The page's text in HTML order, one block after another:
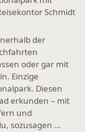
der
oder gar mit
Einzige
Diesen
erkunden – mit
und
sozusagen …